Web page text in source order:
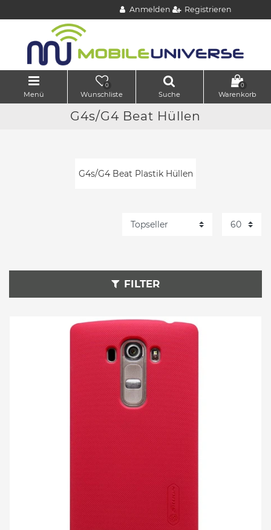
Anmelden Registrieren
Menü
0
Wunschliste Suche
0
Warenkorb
G4s/G4 Beat Hüllen
G4s/G4 Beat Plastik Hüllen
FILTER